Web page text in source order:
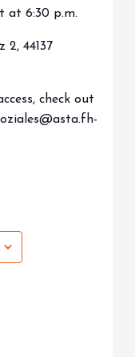
at 6:30 p.m.
44137
check out